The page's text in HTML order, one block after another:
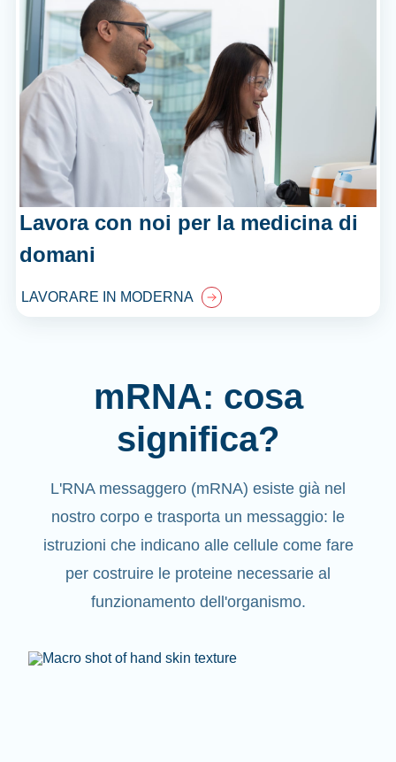
Lavora con noi per la medicina di
domani
LAVORARE IN MODERNA
mRNA: cosa
significa?
L'RNA messaggero (mRNA) esiste già nel
nostro corpo e trasporta un messaggio: le
istruzioni che indicano alle cellule come fare
per costruire le proteine necessarie al
funzionamento dell'organismo.